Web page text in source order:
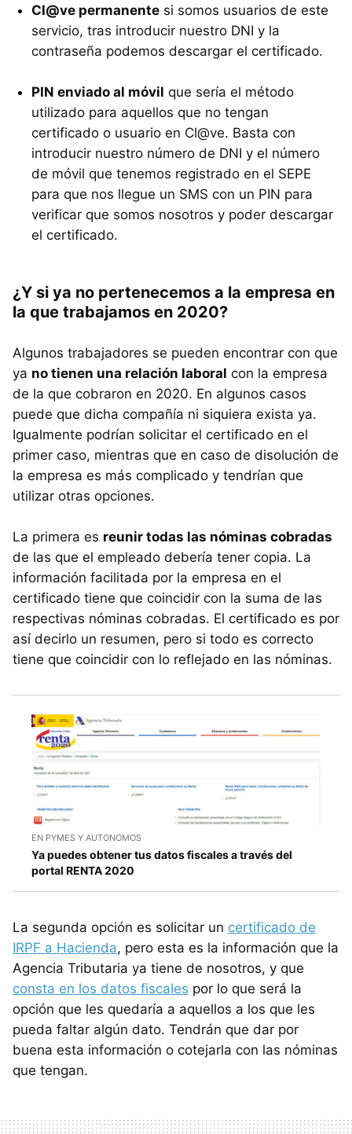
Cl@ve permanente si somos usuarios de este
servicio, tras introducir nuestro DNI y la
contraseña podemos descargar el certificado.
PIN enviado al móvil que sería el método
utilizado para aquellos que no tengan
certificado o usuario en Cl@ve. Basta con
introducir nuestro número de DNI y el número
de móvil que tenemos registrado en el SEPE
para que nos llegue un SMS con un PIN para
verificar que somos nosotros y poder descargar
el certificado.
¿Y si ya no pertenecemos a la empresa en
la que trabajamos en 2020?
Algunos trabajadores se pueden encontrar con que
ya no tienen una relación laboral con la empresa
de la que cobraron en 2020. En algunos casos
puede que dicha compañía ni siquiera exista ya.
Igualmente podrían solicitar el certificado en el
primer caso, mientras que en caso de disolución de
la empresa es más complicado y tendrían que
utilizar otras opciones.
La primera es reunir todas las nóminas cobradas
de las que el empleado debería tener copia. La
información facilitada por la empresa en el
certificado tiene que coincidir con la suma de las
respectivas nóminas cobradas. El certificado es por
así decirlo un resumen, pero si todo es correcto
tiene que coincidir con lo reflejado en las nóminas.
EN PYMES Y AUTONOMOS
Ya puedes obtener tus datos fiscales a través del
portal RENTA 2020
La segunda opción es solicitar un certificado de
IRPF a Hacienda, pero esta es la información que la
Agencia Tributaria ya tiene de nosotros, y que
consta en los datos fiscales por lo que será la
opción que les quedaría a aquellos a los que les
pueda faltar algún dato. Tendrán que dar por
buena esta información o cotejarla con las nóminas
que tengan.